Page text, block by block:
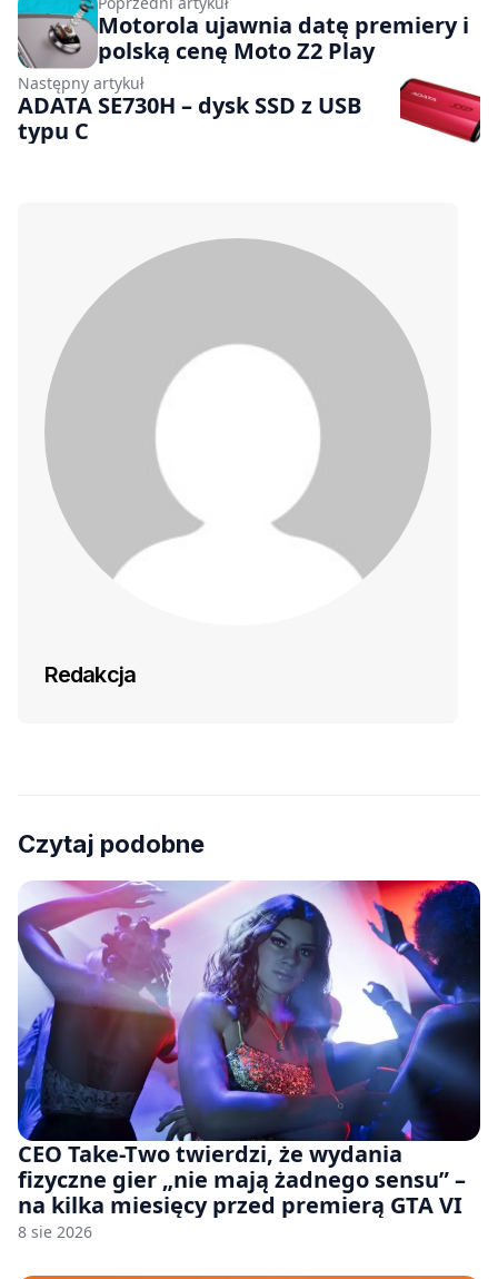
Motorola ujawnia datę premiery i
polską cenę Moto Z2 Play
Następny artykuł
ADATA SE730H – dysk SSD z USB
typu C
Redakcja
Czytaj podobne
CEO Take-Two twierdzi, że wydania
fizyczne gier „nie mają żadnego sensu” –
na kilka miesięcy przed premierą GTA VI
8 sie 2026